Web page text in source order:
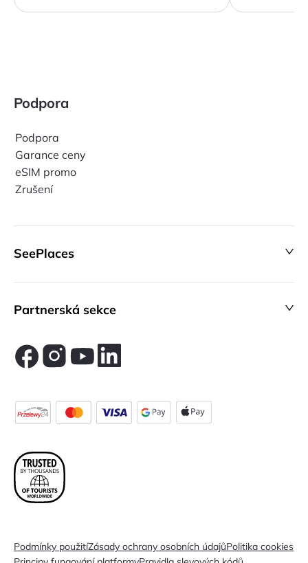
Podpora
Podpora
Garance ceny
eSIM promo
Zrušení
SeePlaces
Partnerská sekce
Podmínky použitíZásady ochrany osobních údajůPolitika cookies